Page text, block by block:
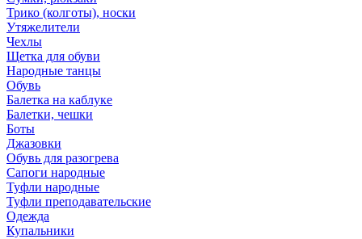
Трико (колготы), носки
Утяжелители
Чехлы
Щетка для обуви
Народные танцы
Обувь
Балетка на каблуке
Балетки, чешки
Боты
Джазовки
Обувь для разогрева
Сапоги народные
Туфли народные
Туфли преподавательские
Одежда
Купальники